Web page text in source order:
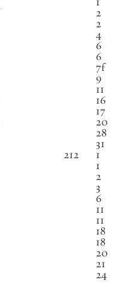
2
2
4
6
6
7f
9
11
16
17
20
28
31
212
1
1
2
3
6
11
11
18
18
20
21
24